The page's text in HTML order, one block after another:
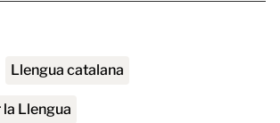
Llengua catalana
la Llengua